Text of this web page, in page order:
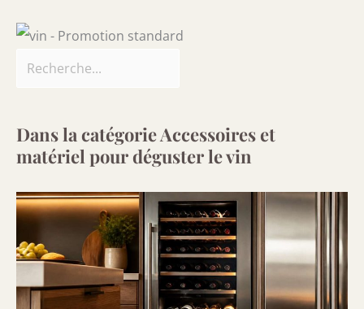
Dans la catégorie Accessoires et
matériel pour déguster le vin